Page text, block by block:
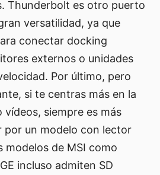
Thunderbolt es otro puerto
versatilidad, ya que
conectar docking
externos o unidades
Por último, pero
si te centras más en la
siempre es más
por un modelo con lector
modelos de MSI como
incluso admiten SD